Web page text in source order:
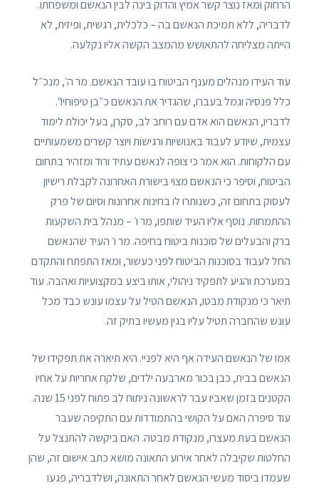
הרחוק ומאז נוצר קשר אמיץ והדוק בינה לבין הנאשם ומשפחתו.
לדבריה, ללא תמיכת הנאשם בה – כלכלית, רגשית, ופיזית, לא
הייתה מצליחה להתאושש מהמצב הקשה אליו נקלעה.
עוד העידו מנהלים מענף הביטוח בו עובד הנאשם. מר ה׳, מנכ״ל
כלל פנסיה וגמל בעברו, שהגדיר את הנאשם כ״בן טיפוחיו".
לדבריו, הנאשם הוא אדם עם רוחב לב, סקרן, בעל יכולת לימוד
עצמית, שיודע לעבוד באנושיות ורגישות ויוצר קשרים משמעותיים
עם הלקוחות. הוא אמר כי צופה לנאשם עתיד ורוד ומזהיר בתחום
הביטוח, וסיפר כי הנאשם מצוי בישורת האחרונה לקבלת רישיון
לעסוק בתחום זה, כשנותרו לו בחינות אחרונות וסיום של פרק
ההתמחות. נוסף אליו העיד שותפו, מר ו׳ – מנהל בית השקעות
ברק והבעלים של סוכנות ביטוח בחיפה. מר ו׳ העיד שהנאשם
החל לעבוד בסוכנות הביטוח לפני כעשור, ומאז התפתח והתקדם
במערכת והגיע לתפקיד ניהולי, אותו ביצע במקצועיות ואהבה. עוד
תיאר כי מנקודת מבטו, הנאשם הטיל על עצמו עונש כבד מכל
עונש שהחברה תטיל עליו בגין מעשיו בתיק זה.
אמו של הנאשם העידה אף היא לפניי. היא תיארה את תפקידו של
הנאשם בבית, כבן בכור מארבעה ילדים, שלקח אחריות על אחיו
הקטנים בזמן שאביו עבר לראשונה ניתוח לב פתוח לפני 15 שנה.
עוד סיפרה האם על הקושי בהתמודדות עם התקיפה שעבר
הנאשם בעת מעצרו, מנקודת מבטה. האם ביקשה להתנצל על
החלטות שקיבלה לאחר אירוע התאונה מושא כתב אישום זה, שהן
שעמדו ביסוד מעשי הנאשם לאחר התאונה, ושלדבריה, פגעו